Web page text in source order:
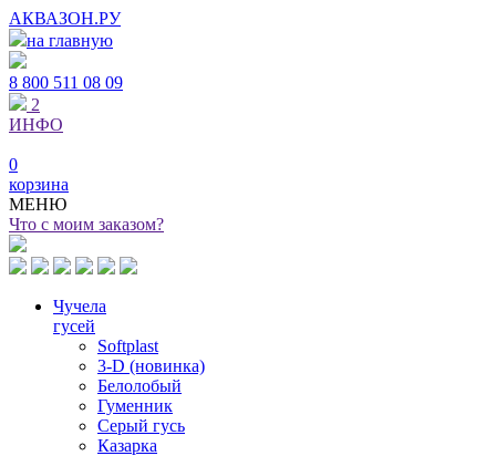
АКВАЗОН.РУ
на главную
8 800 511 08 09
2
ИНФО
0
корзина
МЕНЮ
Что с моим заказом?
Чучела
гусей
Softplast
3-D (новинка)
Белолобый
Гуменник
Серый гусь
Казарка